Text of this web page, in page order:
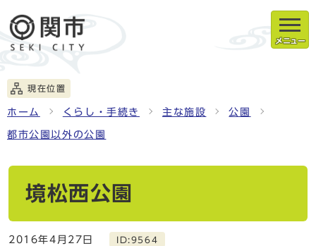
メニュー
現在位置
ホーム くらし・手続き 主な施設 公園
都市公園以外の公園
境松西公園
2016年4月27日 ID:9564